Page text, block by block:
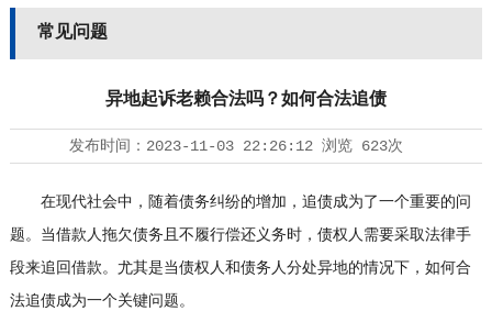
常见问题
异地起诉老赖合法吗？如何合法追债
发布时间： 2023-11-03 22:26:12浏览 623次
在现代社会中，随着债务纠纷的增加，追债成为了一个重要的问
题。当借款人拖欠债务且不履行偿还义务时，债权人需要采取法律手
段来追回借款。尤其是当债权人和债务人分处异地的情况下，如何合
法追债成为一个关键问题。